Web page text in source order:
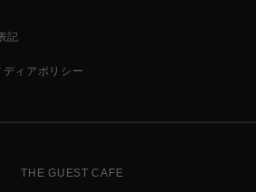
記
ディアポリシー
THE GUEST CAFE